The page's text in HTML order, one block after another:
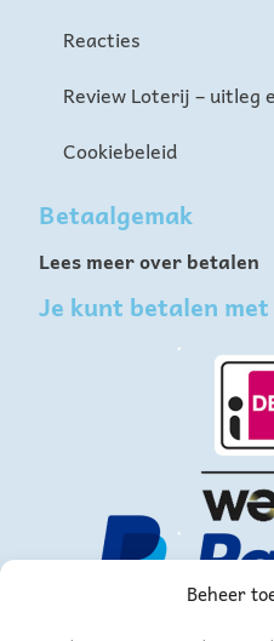
Beheer
Reacties
Review Loterij – uitleg
Cookiebeleid
Betaalgemak
Lees meer over betalen
Je kunt betalen met